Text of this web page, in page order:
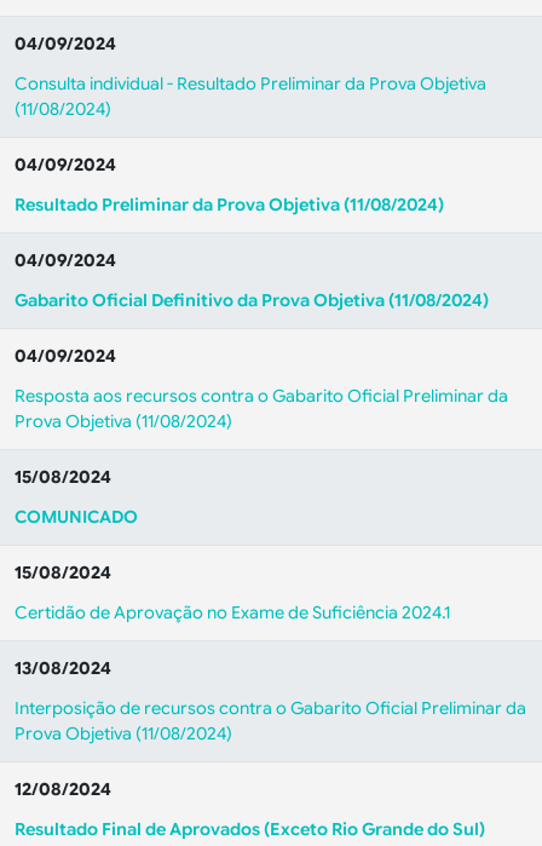
04/09/2024
Consulta individual - Resultado Preliminar da Prova Objetiva
(11/08/2024)
04/09/2024
Resultado Preliminar da Prova Objetiva (11/08/2024)
04/09/2024
Gabarito Oficial Definitivo da Prova Objetiva (11/08/2024)
04/09/2024
Resposta aos recursos contra o Gabarito Oficial Preliminar da
Prova Objetiva (11/08/2024)
15/08/2024
COMUNICADO
15/08/2024
Certidão de Aprovação no Exame de Suficiência 2024.1
13/08/2024
Interposição de recursos contra o Gabarito Oficial Preliminar da
Prova Objetiva (11/08/2024)
12/08/2024
Resultado Final de Aprovados (Exceto Rio Grande do Sul)